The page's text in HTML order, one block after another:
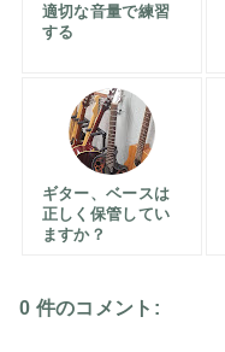
適切な音量で練習
する
ギター、ベースは
正しく保管してい
ますか？
0 件のコメント: